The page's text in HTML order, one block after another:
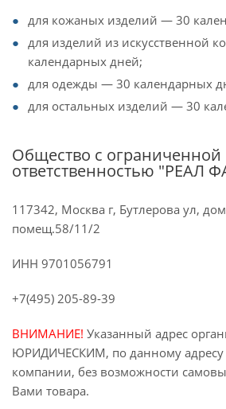
для кожаных изделий — 30
для изделий из искусственной
календарных дней;
для одежды — 30 календарных
для остальных изделий — 30
Общество с ограниченной
ответственностью "РЕАЛ
117342, Москва г, Бутлерова ул,
помещ.58/11/2
ИНН 9701056791
+7(495) 205-89-39
ВНИМАНИЕ! Указанный адрес
ЮРИДИЧЕСКИМ, по данному адресу
компании, без возможности
Вами товара.